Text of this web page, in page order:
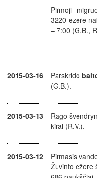
Pirmoji
3220 ežere
– 7:00 (G.B.,
2015-03-16 Parskrido
(G.B.).
2015-03-13
Rago
kirai (R.V.).
2015-03-12
Pirmasis
Žuvinto ežere